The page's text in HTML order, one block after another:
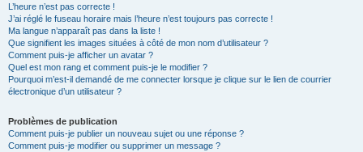
L’heure n’est pas correcte !
J’ai réglé le fuseau horaire mais l’heure n’est toujours pas correcte !
Ma langue n’apparaît pas dans la liste !
Que signifient les images situées à côté de mon nom d’utilisateur ?
Comment puis-je afficher un avatar ?
Quel est mon rang et comment puis-je le modifier ?
Pourquoi m’est-il demandé de me connecter lorsque je clique sur le lien de courrier
électronique d’un utilisateur ?
Problèmes de publication
Comment puis-je publier un nouveau sujet ou une réponse ?
Comment puis-je modifier ou supprimer un message ?